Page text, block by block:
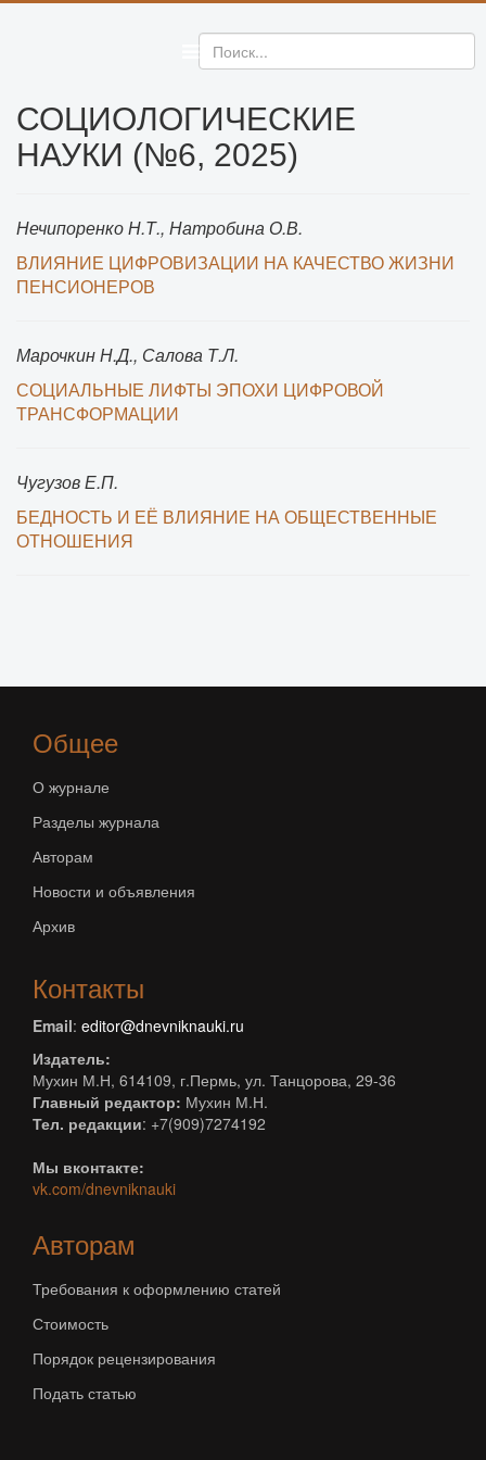
СОЦИОЛОГИЧЕСКИЕ
НАУКИ (№6, 2025)
Нечипоренко Н.Т., Натробина О.В.
ВЛИЯНИЕ ЦИФРОВИЗАЦИИ НА КАЧЕСТВО ЖИЗНИ
ПЕНСИОНЕРОВ
Марочкин Н.Д., Салова Т.Л.
СОЦИАЛЬНЫЕ ЛИФТЫ ЭПОХИ ЦИФРОВОЙ
ТРАНСФОРМАЦИИ
Чугузов Е.П.
БЕДНОСТЬ И ЕЁ ВЛИЯНИЕ НА ОБЩЕСТВЕННЫЕ
ОТНОШЕНИЯ
Общее
О журнале
Разделы журнала
Авторам
Новости и объявления
Архив
Контакты
Email: editor@dnevniknauki.ru
Издатель:
Мухин М.Н, 614109, г.Пермь, ул. Танцорова, 29-36
Главный редактор: Мухин М.Н.
Тел. редакции: +7(909)7274192
Мы вконтакте:
vk.com/dnevniknauki
Авторам
Требования к оформлению статей
Стоимость
Порядок рецензирования
Подать статью